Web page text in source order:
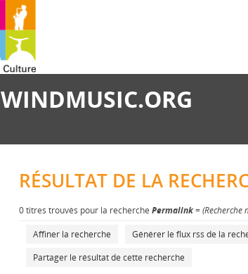
WINDMUSIC.ORG
RÉSULTAT DE LA
0 titres trouvés pour la recherche Permalink= (Recherche
Affiner la recherche
Générer le flux rss de la
Partager le résultat de cette recherche